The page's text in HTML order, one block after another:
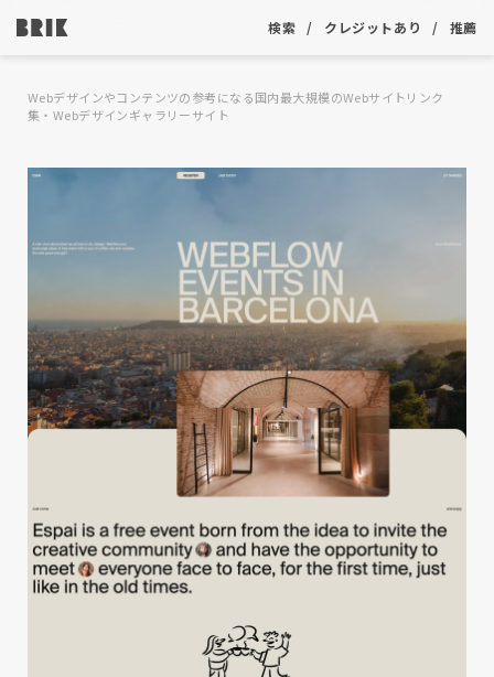
検索 クレジットあり 推薦
Webデザインやコンテンツの参考になる国内最大規模のWebサイトリンク
集・Webデザインギャラリーサイト